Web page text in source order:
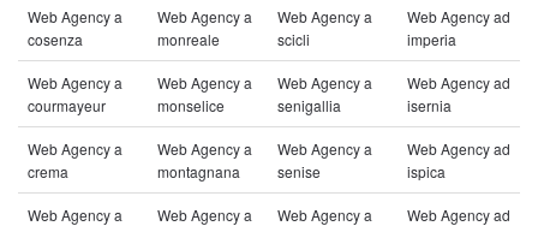
Web Agency a
cosenza
Web Agency a
monreale
Web Agency a
scicli
Web Agency ad
imperia
Web Agency a
courmayeur
Web Agency a
monselice
Web Agency a
senigallia
Web Agency ad
isernia
Web Agency a
crema
Web Agency a
montagnana
Web Agency a
senise
Web Agency ad
ispica
Web Agency a
Web Agency a
Web Agency a
Web Agency ad